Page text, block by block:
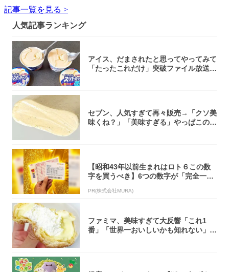
記事一覧を見る >
人気記事ランキング
アイス、だまされたと思ってやってみて
「たったこれだけ」突破ファイル放送で
セブン、人気すぎて再々販売→「クソ美
味くね？」「美味すぎる」やっぱこのク
【昭和43年以前生まれはロト６この数
字を買うべき】6つの数字が「完全一
PR(株式会社MURA)
ファミマ、美味すぎて大反響「これ1
番」「世界一おいしいかも知れない」